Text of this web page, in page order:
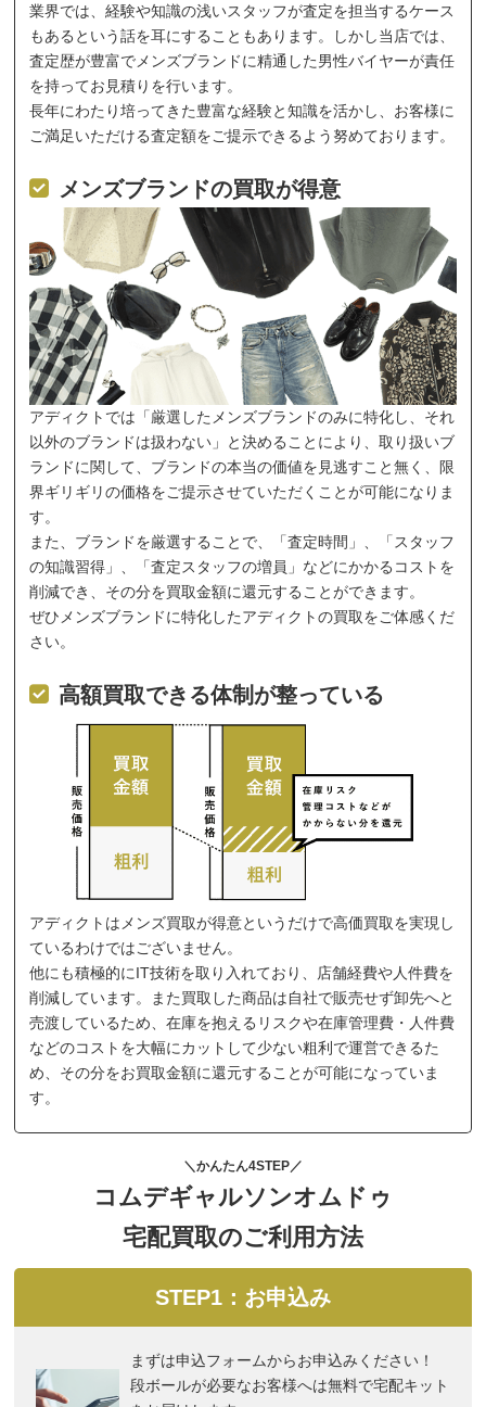
業界では、経験や知識の浅いスタッフが査定を担当するケース
もあるという話を耳にすることもあります。しかし当店では、
査定歴が豊富でメンズブランドに精通した男性バイヤーが責任
を持ってお見積りを行います。
長年にわたり培ってきた豊富な経験と知識を活かし、お客様に
ご満足いただける査定額をご提示できるよう努めております。
メンズブランドの買取が得意
アディクトでは「厳選したメンズブランドのみに特化し、それ
以外のブランドは扱わない」と決めることにより、取り扱いブ
ランドに関して、ブランドの本当の価値を見逃すこと無く、限
界ギリギリの価格をご提示させていただくことが可能になりま
す。
また、ブランドを厳選することで、「査定時間」、「スタッフ
の知識習得」、「査定スタッフの増員」などにかかるコストを
削減でき、その分を買取金額に還元することができます。
ぜひメンズブランドに特化したアディクトの買取をご体感くだ
さい。
高額買取できる体制が整っている
アディクトはメンズ買取が得意というだけで高価買取を実現し
ているわけではございません。
他にも積極的にIT技術を取り入れており、店舗経費や人件費を
削減しています。また買取した商品は自社で販売せず卸先へと
売渡しているため、在庫を抱えるリスクや在庫管理費・人件費
などのコストを大幅にカットして少ない粗利で運営できるた
め、その分をお買取金額に還元することが可能になっていま
す。
＼かんたん4STEP／
コムデギャルソンオムドゥ
宅配買取のご利用方法
STEP1：お申込み
まずは申込フォームからお申込みください！
段ボールが必要なお客様へは無料で宅配キット